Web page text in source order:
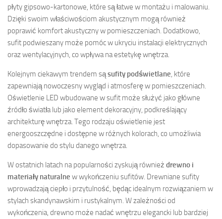
płyty gipsowo-kartonowe, które są łatwe w montażu i malowaniu.
Dzięki swoim właściwościom akustycznym mogą również
poprawić komfort akustyczny w pomieszczeniach. Dodatkowo,
sufit podwieszany może pomóc w ukryciu instalacji elektrycznych
oraz wentylacyjnych, co wpływa na estetykę wnętrza.
Kolejnym ciekawym trendem sąsufity podświetlane, które
zapewniają nowoczesny wygląd i atmosferę w pomieszczeniach.
Oświetlenie LED wbudowane w sufit może służyć jako główne
źródło światła lub jako element dekoracyjny, podkreślający
architekturę wnętrza. Tego rodzaju oświetlenie jest
energooszczędne i dostępne w różnych kolorach, co umożliwia
dopasowanie do stylu danego wnętrza.
W ostatnich latach na popularności zyskują również drewno i
materiały naturalne w wykończeniu sufitów. Drewniane sufity
wprowadzają ciepło i przytulność, będąc idealnym rozwiązaniem w
stylach skandynawskim i rustykalnym. W zależności od
wykończenia, drewno może nadać wnętrzu elegancki lub bardziej